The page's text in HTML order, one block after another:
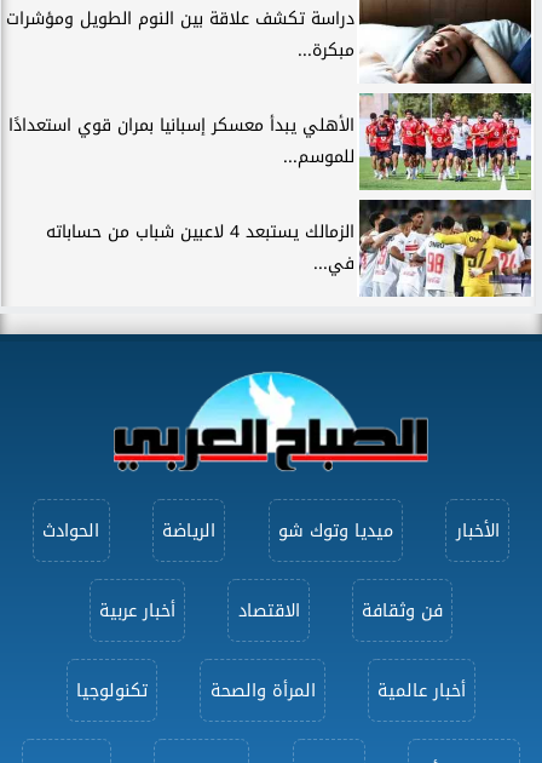
دراسة تكشف علاقة بين النوم الطويل ومؤشرات
مبكرة...
الأهلي يبدأ معسكر إسبانيا بمران قوي استعدادًا
للموسم...
الزمالك يستبعد 4 لاعبين شباب من حساباته
في...
الأخبار ميديا وتوك شو الرياضة الحوادث
فن وثقافة الاقتصاد أخبار عربية
أخبار عالمية المرأة والصحة تكنولوجيا